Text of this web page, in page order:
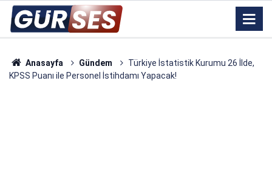
Anasayfa Gündem
Türkiye İstatistik Kurumu 26 İlde,
KPSS Puanı ile Personel İstihdamı Yapacak!